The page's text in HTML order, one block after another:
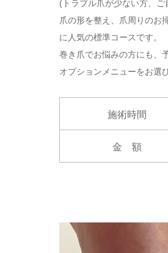
(トラブル爪が少ない方、ご
爪の形を整え、爪周りのお
に人気の標準コースです。
巻き爪でお悩みの方にも、
オプションメニューをお選
施術時間
金 額